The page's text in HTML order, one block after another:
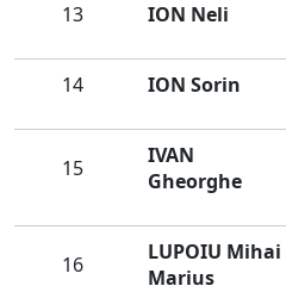
13 ION Neli
14 ION Sorin
15
IVAN
Gheorghe
16
LUPOIU Mihai
Marius